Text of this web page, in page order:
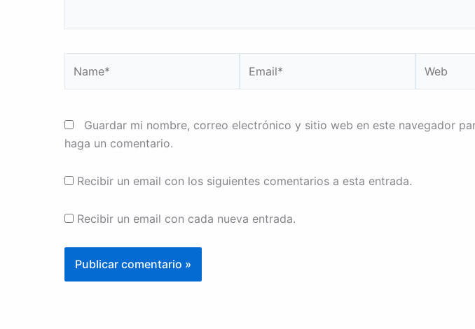
Guardar mi nombre, correo electrónico y sitio web en este navegador
haga un comentario.
Recibir un email con los siguientes comentarios a esta entrada.
Recibir un email con cada nueva entrada.